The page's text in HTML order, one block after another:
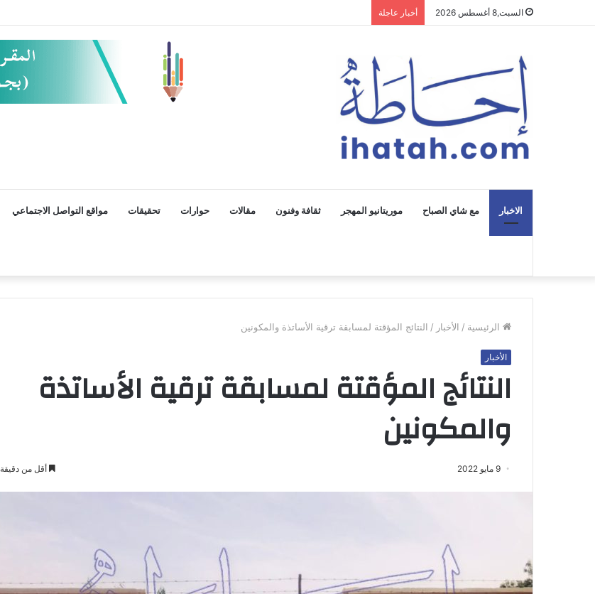
السبت,8 أغسطس 2026 أخبار عاجلة
الاخبار مع شاي الصباح موريتانيو المهجر ثقافة وفنون مقالات حوارات تحقيقات مواقع التواصل الاجتماعي
الرئيسية / الأخبار / النتائج المؤقتة لمسابقة ترقية الأساتذة والمكونين
الأخبار
النتائج المؤقتة لمسابقة ترقية الأساتذة
والمكونين
9 مايو 2022 أقل من دقيقة